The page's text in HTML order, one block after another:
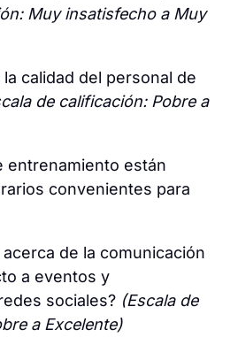
Muy insatisfecho a Muy
calidad del personal de
de calificación: Pobre a
entrenamiento están
convenientes para
de la comunicación
a eventos y
sociales? (Escala de
a Excelente)